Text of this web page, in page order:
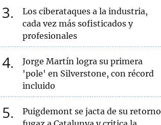
3
Los ciberataques a la industria,
cada vez más sofisticados y
profesionales
4
Jorge Martín logra su primera
'pole' en Silverstone, con récord
incluido
5
Puigdemont se jacta de su retorno